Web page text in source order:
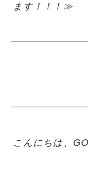
ます！！！≫
こんにちは、